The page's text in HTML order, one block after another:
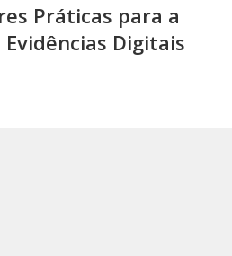
Práticas para a
Digitais